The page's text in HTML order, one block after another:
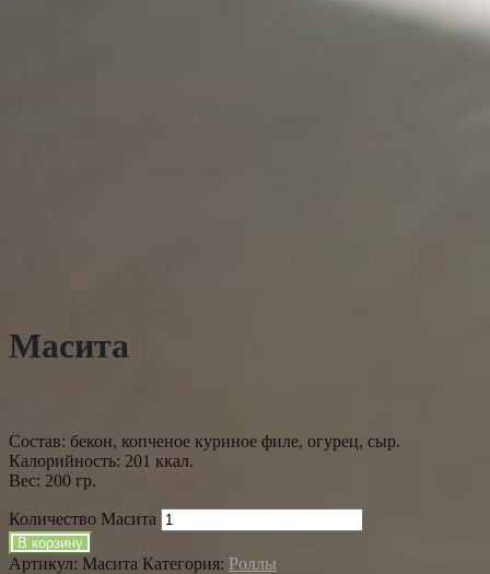
Масита
Состав: бекон, копченое куриное филе, огурец, сыр.
Калорийность: 201 ккал.
Вес: 200 гр.
Количество Масита
В корзину
Артикул: Масита Категория: Роллы